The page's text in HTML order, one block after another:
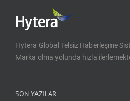
Hytera Global Telsiz Haberleşme
Marka olma yolunda hızla
SON YAZILAR